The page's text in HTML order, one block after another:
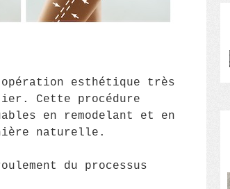
esthétique très
Cette procédure
en remodelant et en
naturelle.
du processus